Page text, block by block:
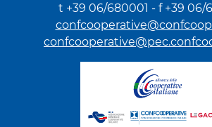
t +39 06/680001 - f +39 06/